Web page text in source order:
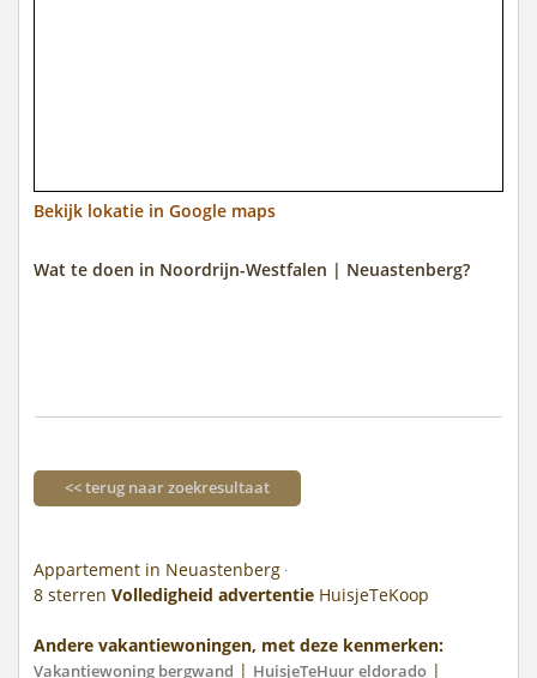
Bekijk lokatie in Google maps
Wat te doen in Noordrijn-Westfalen | Neuastenberg?
<< terug naar zoekresultaat
Appartement in Neuastenberg
8 sterren Volledigheid advertentie HuisjeTeKoop
Andere vakantiewoningen, met deze kenmerken:
Vakantiewoning bergwand | HuisjeTeHuur eldorado |